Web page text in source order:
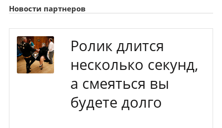
Новости партнеров
Ролик длится
несколько секунд,
а смеяться вы
будете долго